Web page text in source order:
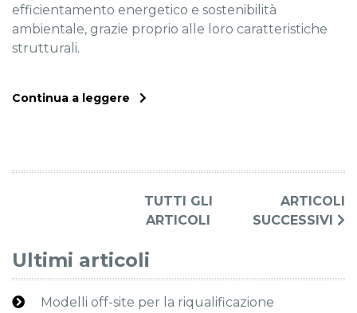
efficientamento energetico e sostenibilità
ambientale, grazie proprio alle loro caratteristiche
strutturali.
Continua a leggere
TUTTI GLI
ARTICOLI
ARTICOLI
SUCCESSIVI
Ultimi articoli
Modelli off-site per la riqualificazione